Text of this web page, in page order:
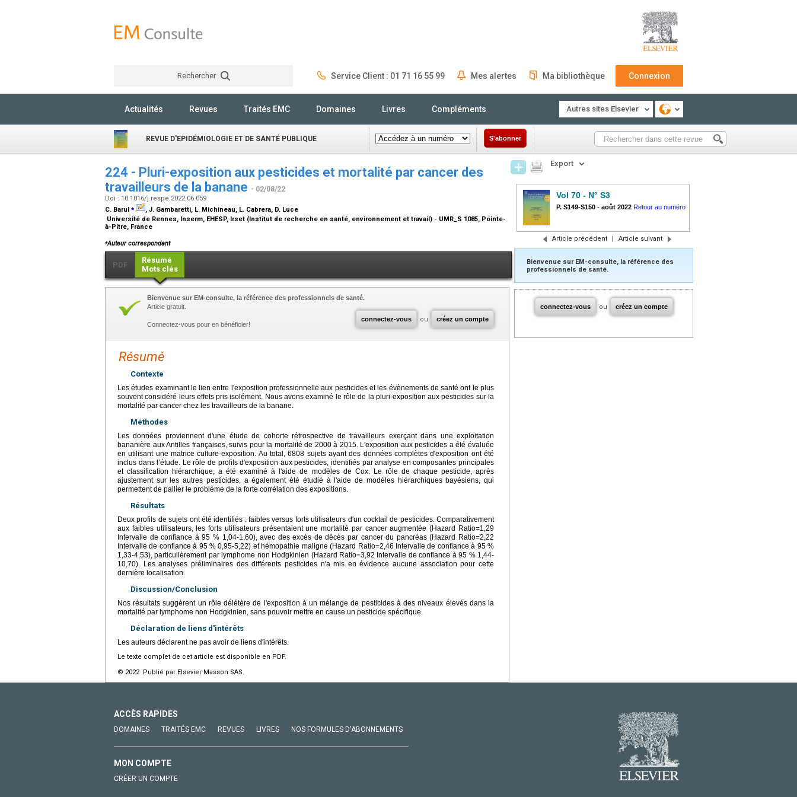
Rechercher Service Client : 01 71 16 55 99 Mes alertes Ma bibliothèque Connexion
Actualités Revues Traités EMC Domaines Livres Compléments Autres sites Elsevier
REVUE D'EPIDÉMIOLOGIE ET DE SANTÉ PUBLIQUE S'abonner
224 - Pluri-exposition aux pesticides et mortalité par cancer des
travailleurs de la banane - 02/08/22
Doi : 10.1016/j.respe.2022.06.059
C. Barul ⁎
, J. Gambaretti, L. Michineau, L. Cabrera, D. Luce
Université de Rennes, Inserm, EHESP, Irset (Institut de recherche en santé, environnement et travail) - UMR_S 1085, Pointe-
à-Pitre, France
⁎Auteur correspondant
PDF
Résumé
Mots clés
connectez-vous ou créez un compte
Bienvenue sur EM-consulte, la référence des professionnels de santé.
Article gratuit.
Connectez-vous pour en bénéficier!
Résumé
Contexte
Les études examinant le lien entre l'exposition professionnelle aux pesticides et les évènements de santé ont le plus
souvent considéré leurs effets pris isolément. Nous avons examiné le rôle de la pluri-exposition aux pesticides sur la
mortalité par cancer chez les travailleurs de la banane.
Méthodes
Les données proviennent d'une étude de cohorte rétrospective de travailleurs exerçant dans une exploitation
bananière aux Antilles françaises, suivis pour la mortalité de 2000 à 2015. L'exposition aux pesticides a été évaluée
en utilisant une matrice culture-exposition. Au total, 6808 sujets ayant des données complètes d'exposition ont été
inclus dans l’étude. Le rôle de profils d'exposition aux pesticides, identifiés par analyse en composantes principales
et classification hiérarchique, a été examiné à l'aide de modèles de Cox. Le rôle de chaque pesticide, après
ajustement sur les autres pesticides, a également été étudié à l'aide de modèles hiérarchiques bayésiens, qui
permettent de pallier le problème de la forte corrélation des expositions.
Résultats
Deux profils de sujets ont été identifiés : faibles versus forts utilisateurs d'un cocktail de pesticides. Comparativement
aux faibles utilisateurs, les forts utilisateurs présentaient une mortalité par cancer augmentée (Hazard Ratio=1,29
Intervalle de confiance à 95 % 1,04-1,60), avec des excès de décès par cancer du pancréas (Hazard Ratio=2,22
Intervalle de confiance à 95 % 0,95-5,22) et hémopathie maligne (Hazard Ratio=2,46 Intervalle de confiance à 95 %
1,33-4,53), particulièrement par lymphome non Hodgkinien (Hazard Ratio=3,92 Intervalle de confiance à 95 % 1,44-
10,70). Les analyses préliminaires des différents pesticides n'a mis en évidence aucune association pour cette
dernière localisation.
Discussion/Conclusion
Nos résultats suggèrent un rôle délétère de l'exposition à un mélange de pesticides à des niveaux élevés dans la
mortalité par lymphome non Hodgkinien, sans pouvoir mettre en cause un pesticide spécifique.
Déclaration de liens d'intérêts
Les auteurs déclarent ne pas avoir de liens d'intérêts.
Le texte complet de cet article est disponible en PDF.
© 2022 Publié par Elsevier Masson SAS.
Export
Vol 70 - N° S3
P. S149-S150 - août 2022 Retour au numéro
Article précédent | Article suivant
Bienvenue sur EM-consulte, la référence des
professionnels de santé.
connectez-vous ou créez un compte
ACCÈS RAPIDES
DOMAINES TRAITÉS EMC REVUES LIVRES NOS FORMULES D'ABONNEMENTS
MON COMPTE
CRÉER UN COMPTE